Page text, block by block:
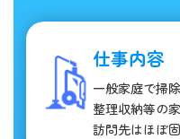
仕事内容
一般家庭で掃
整理収納等の
訪問先はほぼ